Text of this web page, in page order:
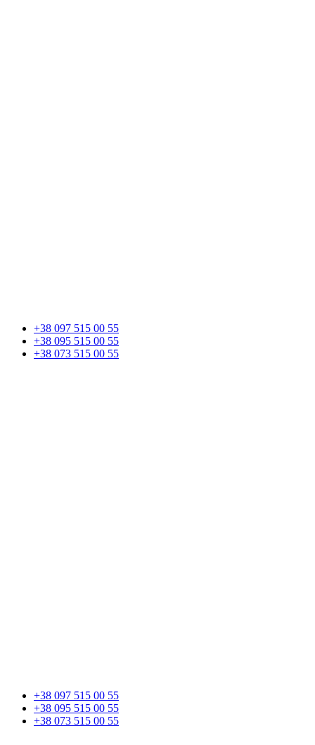
+38 097 515 00 55
+38 095 515 00 55
+38 073 515 00 55
+38 097 515 00 55
+38 095 515 00 55
+38 073 515 00 55